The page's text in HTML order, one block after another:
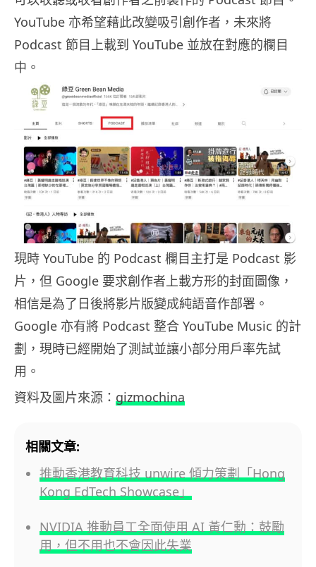
YouTube 亦希望藉此改變吸引創作者，未來將
Podcast 節目上載到 YouTube 並放在對應的欄目
中。
現時 YouTube 的 Podcast 欄目主打是 Podcast 影
片，但 Google 要求創作者上載方形的封面圖像，
相信是為了日後將影片版變成純語音作部署。
Google 亦有將 Podcast 整合 YouTube Music 的計
劃，現時已經開始了測試並讓小部分用戶率先試
用。
資料及圖片來源： gizmochina
相關文章:
推動香港教育科技 unwire 傾力策劃「Hong
Kong EdTech Showcase」
NVIDIA 推動員工全面使用 AI 黃仁勳：鼓勵
用，但不用也不會因此失業